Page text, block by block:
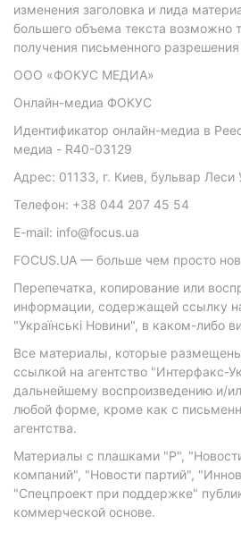
изменения заголовка и лида
большего объема текста возможно
получения письменного
ООО «ФОКУС МЕДИА»
Онлайн-медиа ФОКУС
Идентификатор онлайн-медиа в
медиа - R40-03129
Адрес: 01133, г. Киев, бульвар Леси
Телефон: +38 044 207 45 54
E-mail: info@focus.ua
FOCUS.UA — больше чем просто
Перепечатка, копирование или
информации, содержащей ссылку
"Українські Новини", в каком-либо
Все материалы, которые
ссылкой на агентство "Интерфакс-
дальнейшему воспроизведению и/
любой форме, кроме как с
агентства.
Материалы с плашками "Р",
компаний", "Новости партий",
"Спецпроект при поддержке"
коммерческой основе.